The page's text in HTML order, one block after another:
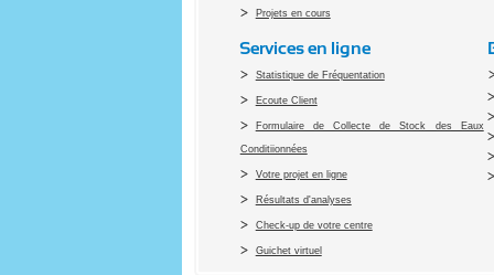
Projets en cours
Services en ligne
Statistique de Fréquentation
Ecoute Client
Formulaire de Collecte de Stock des Eaux
Conditiionnées
Votre projet en ligne
Résultats d'analyses
Check-up de votre centre
Guichet virtuel